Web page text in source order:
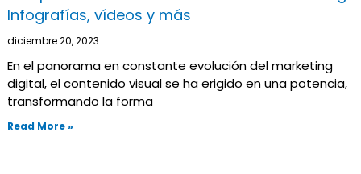
Infografías, vídeos y más
diciembre 20, 2023
En el panorama en constante evolución del marketing
digital, el contenido visual se ha erigido en una potencia,
transformando la forma
Read More »